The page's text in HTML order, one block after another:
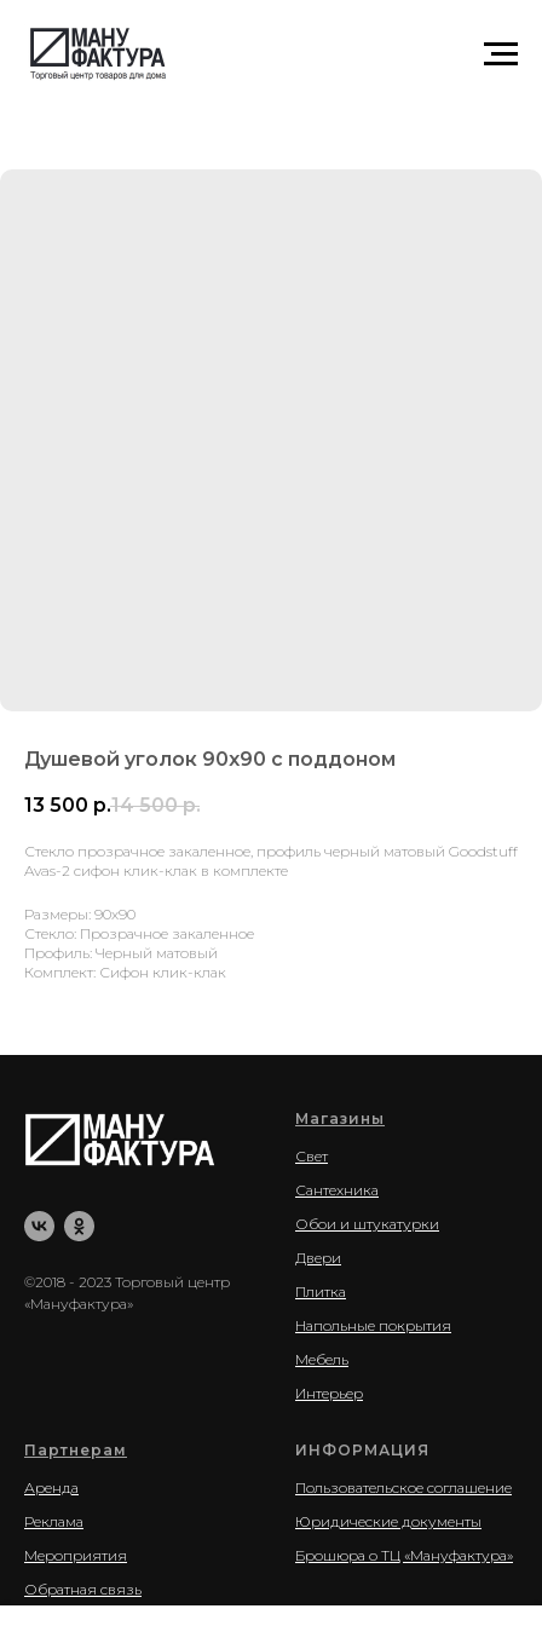
Душевой уголок 90х90 с поддоном
13 500 р.14 500 р.
Стекло прозрачное закаленное, профиль черный матовый Goodstuff
Avas-2 сифон клик-клак в комплекте
Размеры: 90х90
Стекло: Прозрачное закаленное
Профиль: Черный матовый
Комплект: Сифон клик-клак
©2018 - 2023 Торговый центр
«Мануфактура»
Магазины
Свет
Сантехника
Обои и штукатурки
Двери
Плитка
Напольные покрытия
Мебель
Интерьер
Партнерам
Аренда
Реклама
Мероприятия
Обратная связь
ИНФОРМАЦИЯ
Пользовательское соглашение
Юридические документы
Брошюра о ТЦ «Мануфактура»